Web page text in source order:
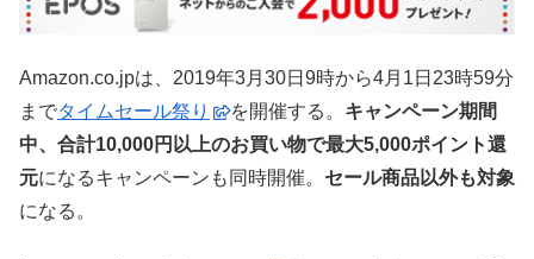
Amazon.co.jpは、2019年3月30日9時から4月1日23時59分
までタイムセール祭り を開催する。 キャンペーン期間
中、合計10,000円以上のお買い物で最大5,000ポイント還
元になるキャンペーンも同時開催。 セール商品以外も対象
になる。